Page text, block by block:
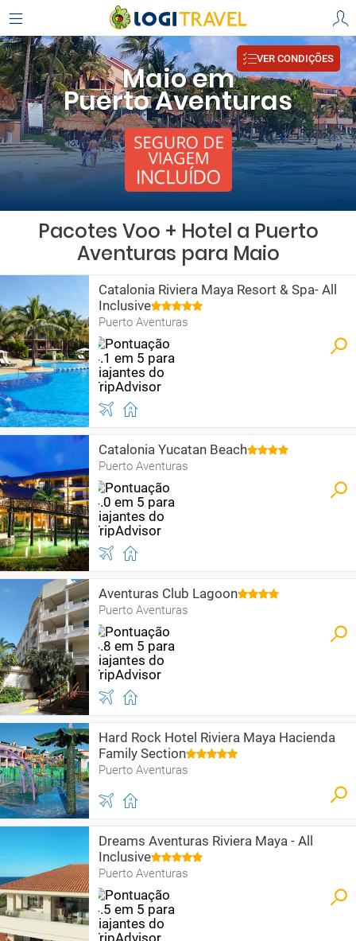
Maio em
Puerto Aventuras
VER CONDIÇÕES
Pacotes Voo + Hotel a Puerto
Aventuras para Maio
Catalonia Riviera Maya Resort & Spa- All
Inclusive
Puerto Aventuras
Catalonia Yucatan Beach
Puerto Aventuras
Aventuras Club Lagoon
Puerto Aventuras
Hard Rock Hotel Riviera Maya Hacienda
Family Section
Puerto Aventuras
Dreams Aventuras Riviera Maya - All
Inclusive
Puerto Aventuras